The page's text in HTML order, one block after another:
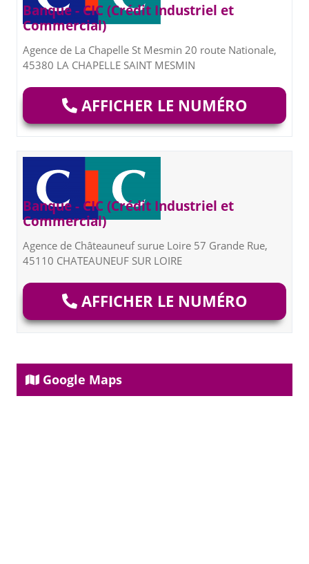
Banque - CIC (Crédit Industriel et
Commercial)
Agence de La Chapelle St Mesmin 20 route Nationale,
45380 LA CHAPELLE SAINT MESMIN
AFFICHER LE NUMÉRO
Banque - CIC (Crédit Industriel et
Commercial)
Agence de Châteauneuf surue Loire 57 Grande Rue,
45110 CHATEAUNEUF SUR LOIRE
AFFICHER LE NUMÉRO
Google Maps